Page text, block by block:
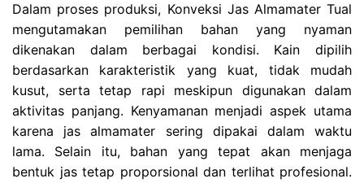
Dalam proses produksi, Konveksi Jas Almamater Tual
mengutamakan pemilihan bahan yang nyaman
dikenakan dalam berbagai kondisi. Kain dipilih
berdasarkan karakteristik yang kuat, tidak mudah
kusut, serta tetap rapi meskipun digunakan dalam
aktivitas panjang. Kenyamanan menjadi aspek utama
karena jas almamater sering dipakai dalam waktu
lama. Selain itu, bahan yang tepat akan menjaga
bentuk jas tetap proporsional dan terlihat profesional.